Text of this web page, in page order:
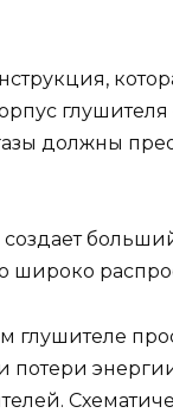
глушителя
должны
широко
глушителе